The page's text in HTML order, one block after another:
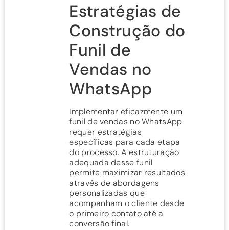
Estratégias de
Construção do
Funil de
Vendas no
WhatsApp
Implementar eficazmente um
funil de vendas no WhatsApp
requer estratégias
específicas para cada etapa
do processo. A estruturação
adequada desse funil
permite maximizar resultados
através de abordagens
personalizadas que
acompanham o cliente desde
o primeiro contato até a
conversão final.